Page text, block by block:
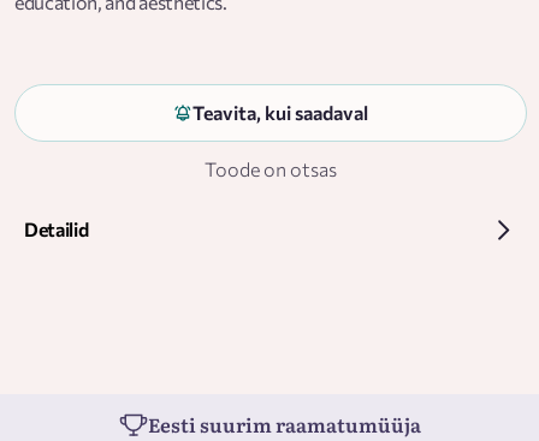
Teavita, kui saadaval
Toode on otsas
Detailid
Eesti suurim raamatumüüja